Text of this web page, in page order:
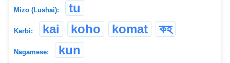
Mizo (Lushai): tu
Karbi: kai koho komat কহ
Nagamese: kun